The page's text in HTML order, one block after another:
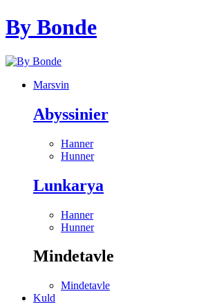
By Bonde
Marsvin
Abyssinier
Hanner
Hunner
Lunkarya
Hanner
Hunner
Mindetavle
Mindetavle
Kuld